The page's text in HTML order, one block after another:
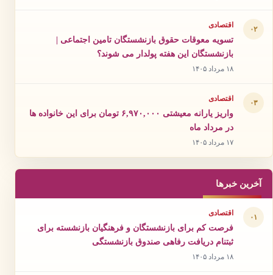
۰۲ اقتصادی
تسویه معوقات حقوق بازنشستگان تامین اجتماعی |
بازنشستگان این هفته پولدار می شوند؟
۱۸ مرداد ۱۴۰۵
۰۳ اقتصادی
واریز یارانه معیشتی ۶,۹۷۰,۰۰۰ تومان برای این خانواده ها
در مرداد ماه
۱۷ مرداد ۱۴۰۵
آخرین خبرها
۰۱ اقتصادی
فرصت کم برای بازنشستگان و فرهنگیان بازنشسته برای
ثبتنام دریافت رفاهی صندوق بازنشستگی
۱۸ مرداد ۱۴۰۵